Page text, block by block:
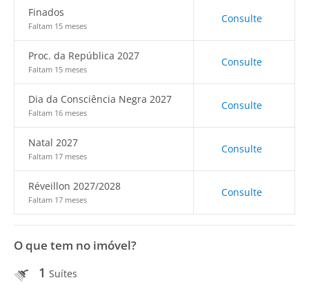
Finados
Faltam 15 meses
Consulte
Proc. da República 2027
Faltam 15 meses
Consulte
Dia da Consciência Negra 2027
Faltam 16 meses
Consulte
Natal 2027
Faltam 17 meses
Consulte
Réveillon 2027/2028
Faltam 17 meses
Consulte
O que tem no imóvel?
1 Suítes